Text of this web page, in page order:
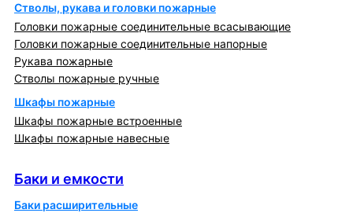
Стволы, рукава и головки пожарные
Головки пожарные соединительные всасывающие
Головки пожарные соединительные напорные
Рукава пожарные
Стволы пожарные ручные
Шкафы пожарные
Шкафы пожарные встроенные
Шкафы пожарные навесные
Баки и емкости
Баки расширительные